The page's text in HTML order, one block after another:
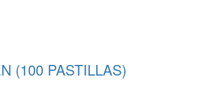
(100 PASTILLAS)